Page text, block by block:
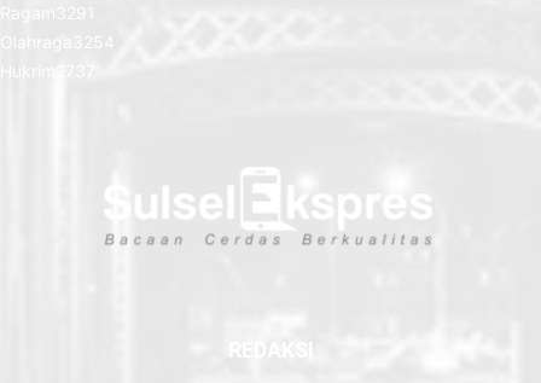
Ragam
3291
Olahraga
3254
REDAKSI